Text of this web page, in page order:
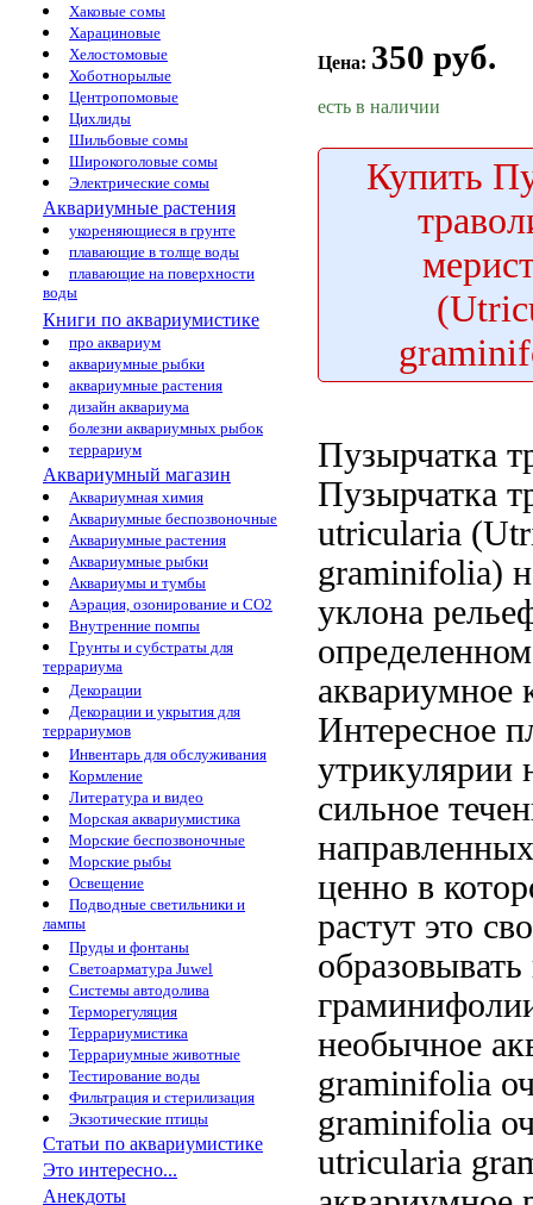
Хаковые сомы
Харациновые
Хелостомовые
Хоботнорылые
Центропомовые
Цихлиды
Шильбовые сомы
Широкоголовые сомы
Электрические сомы
Аквариумные растения
укореняющиеся в грунте
плавающие в толще воды
плавающие на поверхности
воды
Книги по аквариумистике
про аквариум
аквариумные рыбки
аквариумные растения
дизайн аквариума
болезни аквариумных рыбок
террариум
Аквариумный магазин
Аквариумная химия
Аквариумные беспозвоночные
Аквариумные растения
Аквариумные рыбки
Аквариумы и тумбы
Аэрация, озонирование и CO2
Внутренние помпы
Грунты и субстраты для
террариума
Декорации
Декорации и укрытия для
террариумов
Инвентарь для обслуживания
Кормление
Литература и видео
Морская аквариумистика
Морские беспозвоночные
Морские рыбы
Освещение
Подводные светильники и
лампы
Пруды и фонтаны
Светоарматура Juwel
Системы автодолива
Терморегуляция
Террариумистика
Террариумные животные
Тестирование воды
Фильтрация и стерилизация
Экзотические птицы
Статьи по аквариумистике
Это интересно...
Анекдоты
Цена: 350 руб.
есть в наличии
Купить
Пузырчатка
Пузырчатка
utricularia
graminifolia)
уклона
аквариумное
Интересное
утрикулярии
сильное
ценно в
растут это
необычное
graminifolia
graminifolia
utricularia